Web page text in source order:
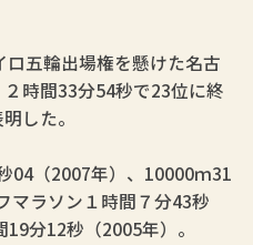
五輪出場権を懸けた名古
時間33分54秒で23位に終
した。
04（2007年）、10000ｍ31
マラソン１時間７分43秒
分12秒（2005年）。